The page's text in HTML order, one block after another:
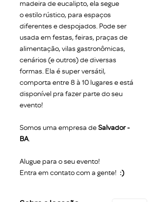
madeira de eucalipto, ela segue
o estilo rústico, para espaços
diferentes e despojados. Pode ser
usada em festas, feiras, praças de
alimentação, vilas gastronômicas,
cenários (e outros) de diversas
formas. Ela é super versátil,
comporta entre 8 à 10 lugares e está
disponível pra fazer parte do seu
evento!
Somos uma empresa deSalvador -
BA.
Alugue para o seu evento!
Entra em contato com a gente! :)